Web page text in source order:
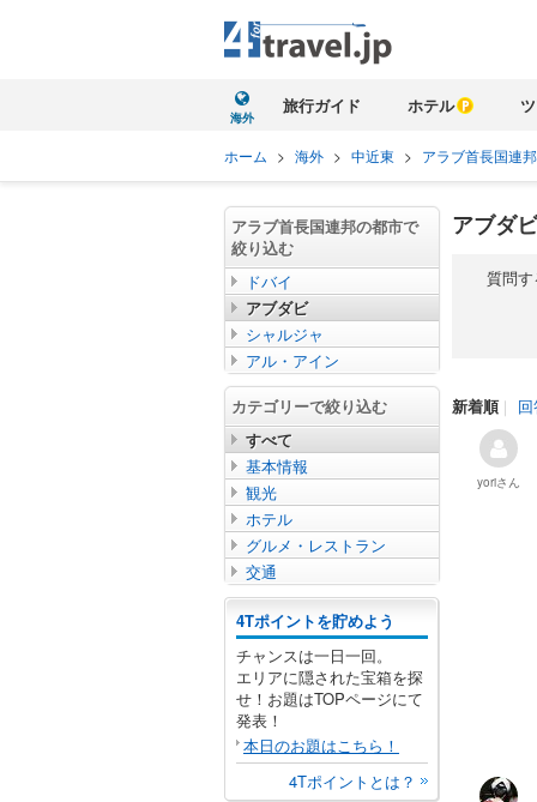
海外
旅行ガイド ホテル
ホーム > 海外 > 中近東 > アラブ首長国連邦
アブダ
質問す
新着順｜
yoriさん
アラブ首長国連邦の都市で
絞り込む
ドバイ
アブダビ
シャルジャ
アル・アイン
カテゴリーで絞り込む
すべて
基本情報
観光
ホテル
グルメ・レストラン
交通
4Tポイントを貯めよう
チャンスは一日一回。
エリアに隠された宝箱を探
せ！お題はTOPページにて
発表！
本日のお題はこちら！
4Tポイントとは？